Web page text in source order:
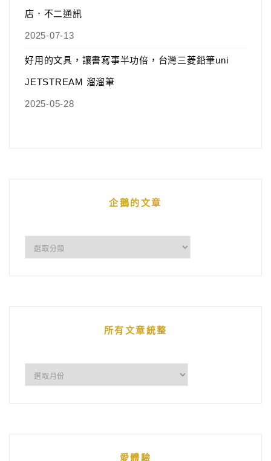
店．不二通訊
2025-07-13
好用的文具，讓書寫事半功倍，台灣三菱鉛筆uni
JETSTREAM 溜溜筆
2025-05-28
企鵝的文章
所有文章統整
愛體驗